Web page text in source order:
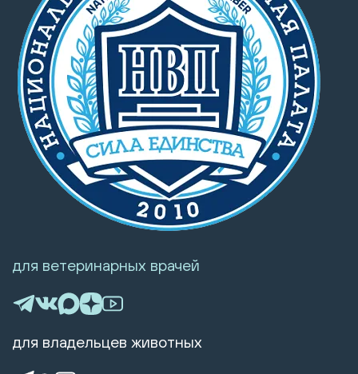
для ветеринарных врачей
для владельцев животных